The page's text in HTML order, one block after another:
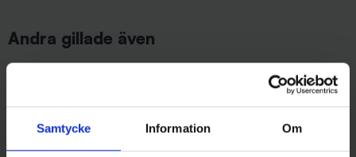
Samtycke Information Om
Andra gillade även